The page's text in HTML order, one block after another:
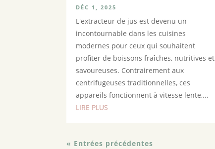
DÉC 1, 2025
L'extracteur de jus est devenu un
incontournable dans les cuisines
modernes pour ceux qui souhaitent
profiter de boissons fraîches, nutritives et
savoureuses. Contrairement aux
centrifugeuses traditionnelles, ces
appareils fonctionnent à vitesse lente,...
LIRE PLUS
« Entrées précédentes